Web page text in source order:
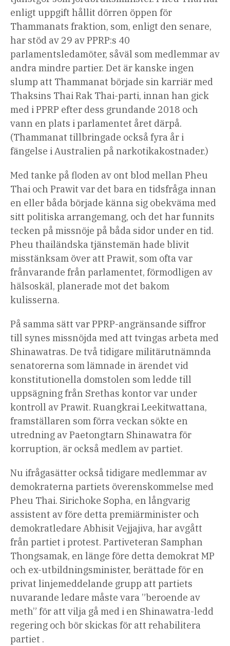
enligt uppgift hållit dörren öppen för
Thammanats fraktion, som, enligt den senare,
har stöd av 29 av PPRP:s 40
parlamentsledamöter, såväl som medlemmar av
andra mindre partier. Det är kanske ingen
slump att Thammanat började sin karriär med
Thaksins Thai Rak Thai-parti, innan han gick
med i PPRP efter dess grundande 2018 och
vann en plats i parlamentet året därpå.
(Thammanat tillbringade också fyra år i
fängelse i Australien på narkotikakostnader.)
Med tanke på floden av ont blod mellan Pheu
Thai och Prawit var det bara en tidsfråga innan
en eller båda började känna sig obekväma med
sitt politiska arrangemang, och det har funnits
tecken på missnöje på båda sidor under en tid.
Pheu thailändska tjänstemän hade blivit
misstänksam över att Prawit, som ofta var
frånvarande från parlamentet, förmodligen av
hälsoskäl, planerade mot det bakom
kulisserna.
På samma sätt var PPRP-angränsande siffror
till synes missnöjda med att tvingas arbeta med
Shinawatras. De två tidigare militärutnämnda
senatorerna som lämnade in ärendet vid
konstitutionella domstolen som ledde till
uppsägning från Srethas kontor var under
kontroll av Prawit. Ruangkrai Leekitwattana,
framställaren som förra veckan sökte en
utredning av Paetongtarn Shinawatra för
korruption, är också medlem av partiet.
Nu ifrågasätter också tidigare medlemmar av
demokraterna partiets överenskommelse med
Pheu Thai. Sirichoke Sopha, en långvarig
assistent av före detta premiärminister och
demokratledare Abhisit Vejjajiva, har avgått
från partiet i protest. Partiveteran Samphan
Thongsamak, en länge före detta demokrat MP
och ex-utbildningsminister, berättade för en
privat linjemeddelande grupp att partiets
nuvarande ledare måste vara ”beroende av
meth” för att vilja gå med i en Shinawatra-ledd
regering och bör skickas för att rehabilitera
partiet .